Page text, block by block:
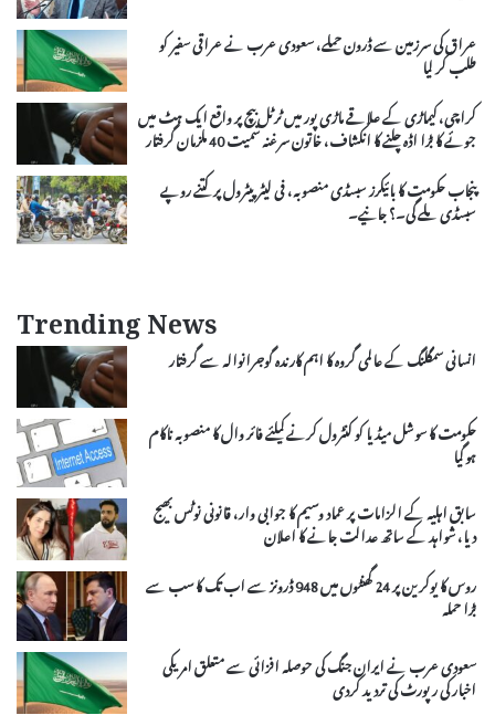
عراق کی سرزمین سے ڈرون حملے، سعودی عرب نے عراقی سفیر کو
طلب کر لیا
کراچی، کیماڑی کے علاقے ماڑی پور میں ٹرٹل بیچ پر واقع ایک ہٹ میں
جوئے کا بڑا اڈہ چلنے کا انکشاف، خاتون سرغنہ سمیت 40 ملزمان گرفتار
پنجاب حکومت کا بائیکرز سبسڈی منصوبہ، فی لیٹر پیٹرول پر کتنے روپے
سبسڈی ملے گی۔؟ جانیے۔
Trending News
انسانی سمگلنگ کے عالمی گروہ کا اہم کارندہ گوجرانوالہ سے گرفتار
حکومت کا سوشل میڈیا کو کنٹرول کرنے کیلئے فائر وال کا منصوبہ ناکام
ہو گیا
سابق اہلیہ کے الزامات پر عماد وسیم کا جوابی وار، قانونی نوٹس بھیج
دیا، شواہد کے ساتھ عدالت جانے کا اعلان
روس کا یوکرین پر 24 گھنٹوں میں 948 ڈرونز سے اب تک کا سب سے
بڑا حملہ
سعودی عرب نے ایران جنگ کی حوصلہ افزائی سے متعلق امریکی
اخبار کی رپورٹ کی تردید کردی